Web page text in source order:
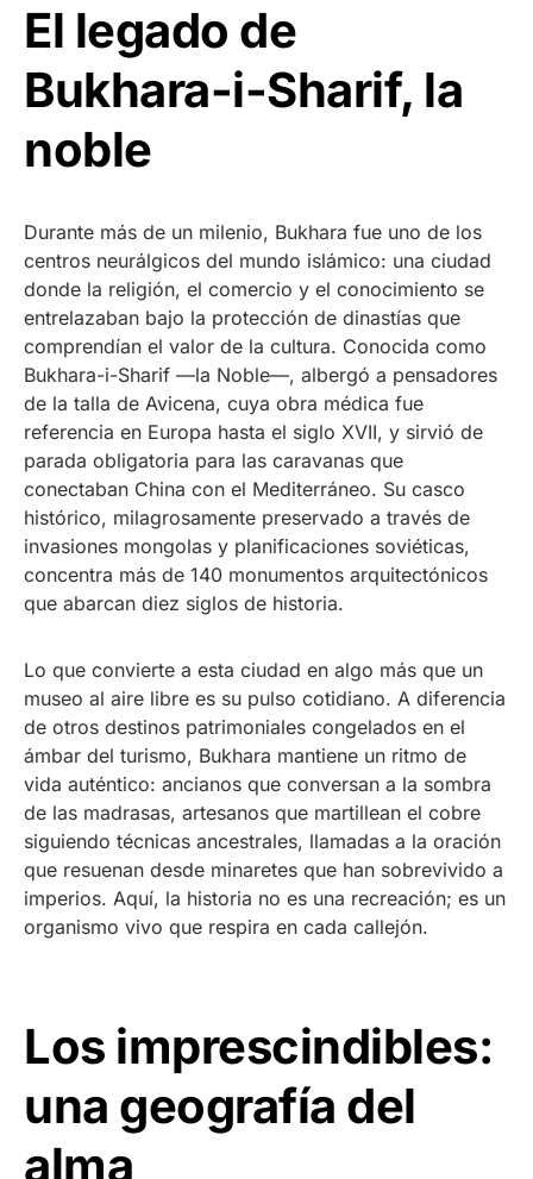
El legado de
Bukhara-i-Sharif, la
noble
Durante más de un milenio, Bukhara fue uno de los
centros neurálgicos del mundo islámico: una ciudad
donde la religión, el comercio y el conocimiento se
entrelazaban bajo la protección de dinastías que
comprendían el valor de la cultura. Conocida como
Bukhara-i-Sharif —la Noble—, albergó a pensadores
de la talla de Avicena, cuya obra médica fue
referencia en Europa hasta el siglo XVII, y sirvió de
parada obligatoria para las caravanas que
conectaban China con el Mediterráneo. Su casco
histórico, milagrosamente preservado a través de
invasiones mongolas y planificaciones soviéticas,
concentra más de 140 monumentos arquitectónicos
que abarcan diez siglos de historia.
Lo que convierte a esta ciudad en algo más que un
museo al aire libre es su pulso cotidiano. A diferencia
de otros destinos patrimoniales congelados en el
ámbar del turismo, Bukhara mantiene un ritmo de
vida auténtico: ancianos que conversan a la sombra
de las madrasas, artesanos que martillean el cobre
siguiendo técnicas ancestrales, llamadas a la oración
que resuenan desde minaretes que han sobrevivido a
imperios. Aquí, la historia no es una recreación; es un
organismo vivo que respira en cada callejón.
Los imprescindibles:
una geografía del
alma